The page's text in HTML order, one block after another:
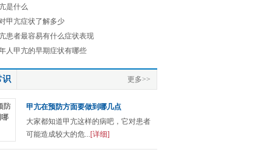
是什么
甲亢症状了解多少
患者最容易有什么症状表现
人甲亢的早期症状有哪些
识 更多>>
甲亢在预防方面要做到哪几点
大家都知道甲亢这样的病吧，它对患者
可能造成较大的危...[详细]